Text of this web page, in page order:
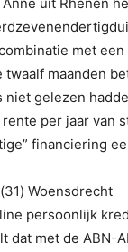
met
twaalf maanden
niet gelezen
rente per jaar van
financiering
Woensdrecht
persoonlijk
dat met de ABN-